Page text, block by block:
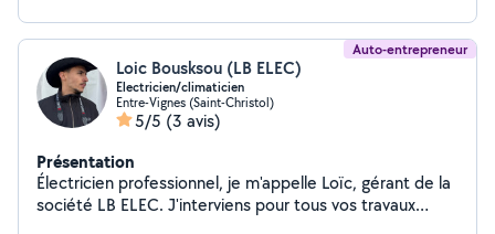
Auto-entrepreneur
Loic Bousksou (LB ELEC)
Electricien/climaticien
Entre-Vignes (Saint-Christol)
5/5 (3 avis)
Présentation
Électricien professionnel, je m'appelle Loïc, gérant de la
société LB ELEC. J'interviens pour tous vos travaux